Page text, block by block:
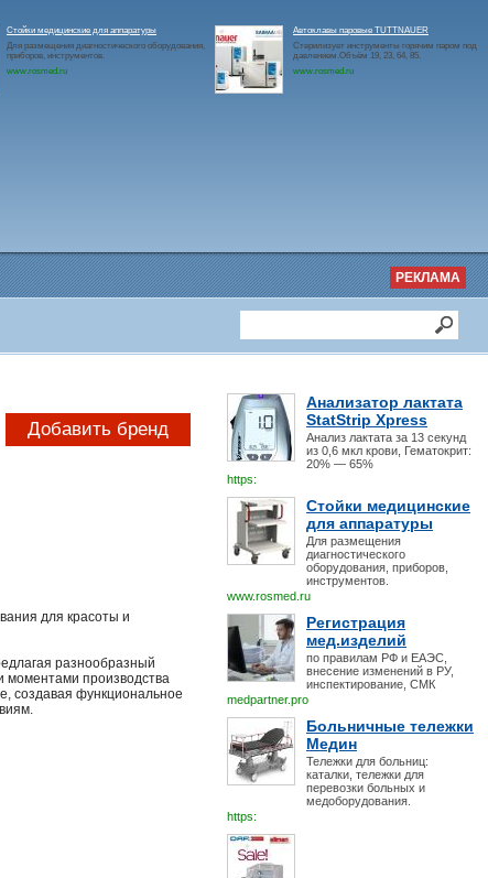
Стойки медицинские для аппаратуры
Для размещения диагностического оборудования,
приборов, инструментов.
www.rosmed.ru
Автоклавы паровые TUTTNAUER
Стерилизует инструменты горячим паром под
давлением.Объём 19, 23, 64, 85.
www.rosmed.ru
РЕКЛАМА
Анализатор лактата
StatStrip Xpress
Анализ лактата за 13 секунд
из 0,6 мкл крови, Гематокрит:
20% — 65%
https:
Стойки медицинские
для аппаратуры
Для размещения
диагностического
оборудования, приборов,
инструментов.
www.rosmed.ru
Регистрация
мед.изделий
по правилам РФ и ЕАЭС,
внесение изменений в РУ,
инспектирование, СМК
medpartner.pro
Больничные тележки
Медин
Тележки для больниц:
каталки, тележки для
перевозки больных и
медоборудования.
https:
Добавить бренд
для красоты и
разнообразный
моментами производства
создавая функциональное